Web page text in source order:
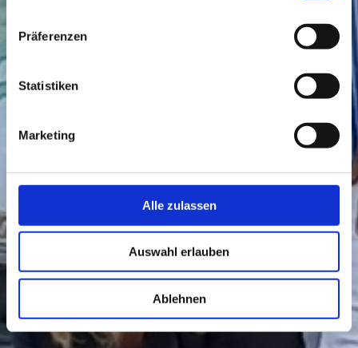
Präferenzen
Statistiken
Marketing
Alle zulassen
Auswahl erlauben
Ablehnen